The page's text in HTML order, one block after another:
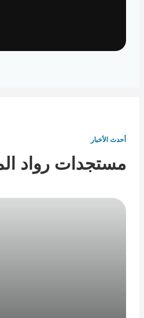
أحدث الأخبار
مستجدات رواد